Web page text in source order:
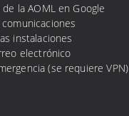
la AOML en Google
instalaciones
electrónico
(se requiere VPN)